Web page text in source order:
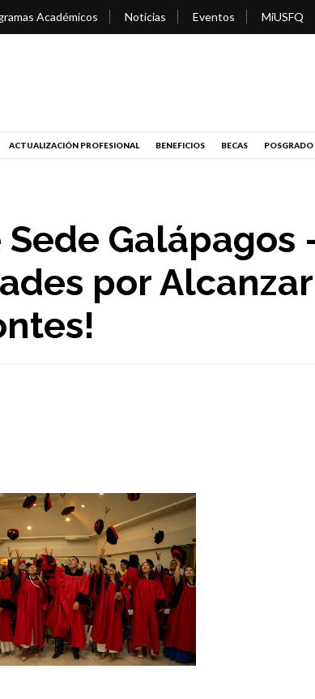
Académicos Noticias Eventos MiUSFQ
ACTUALIZACIÓN PROFESIONAL BENEFICIOS BECAS POSGRADO
Galápagos
por Alcanzar